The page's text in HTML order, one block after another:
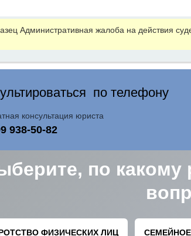
Административная жалоба на действия